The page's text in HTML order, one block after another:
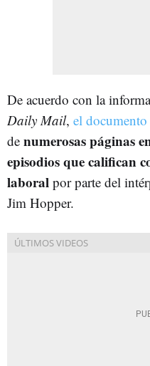
De acuerdo con la
Daily Mail, el
de numerosas páginas
episodios que califican
laboral por parte del
Jim Hopper.